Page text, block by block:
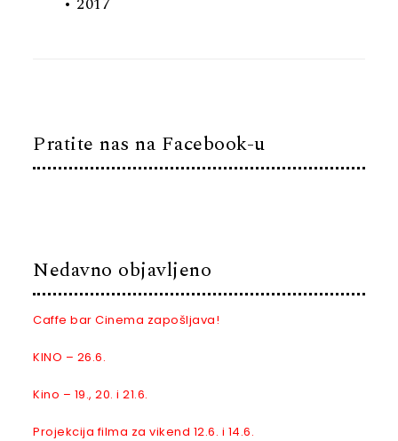
Pratite nas na Facebook-u
Nedavno objavljeno
Caffe bar Cinema zapošljava!
KINO – 26.6.
Kino – 19., 20. i 21.6.
Projekcija filma za vikend 12.6. i 14.6.